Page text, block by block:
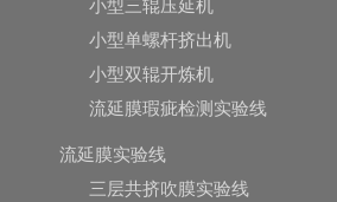
小型三辊压延机
小型单螺杆挤出机
小型双辊开炼机
流延膜瑕疵检测实验线
流延膜实验线
三层共挤吹膜实验线